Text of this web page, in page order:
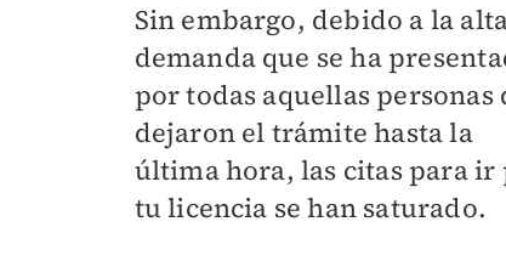
Sin embargo, debido a la
demanda que se ha
por todas aquellas personas
dejaron el trámite hasta la
última hora, las citas para ir
tu licencia se han saturado.